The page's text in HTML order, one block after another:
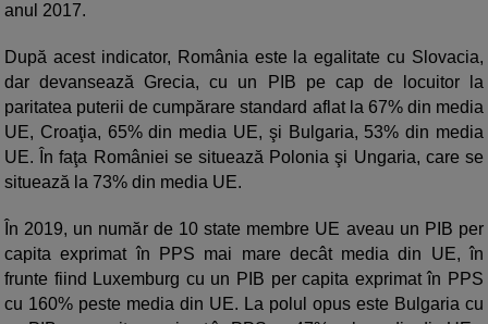
anul 2017.
După acest indicator, România este la egalitate cu Slovacia,
dar devansează Grecia, cu un PIB pe cap de locuitor la
paritatea puterii de cumpărare standard aflat la 67% din media
UE, Croaţia, 65% din media UE, şi Bulgaria, 53% din media
UE. În faţa României se situează Polonia şi Ungaria, care se
situează la 73% din media UE.
În 2019, un număr de 10 state membre UE aveau un PIB per
capita exprimat în PPS mai mare decât media din UE, în
frunte fiind Luxemburg cu un PIB per capita exprimat în PPS
cu 160% peste media din UE. La polul opus este Bulgaria cu